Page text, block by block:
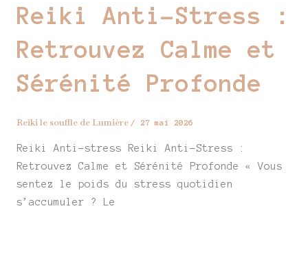
Reiki Anti-Stress :
Retrouvez Calme et
Sérénité Profonde
Reiki le souffle de Lumière / 27 mai 2026
Reiki Anti-stress Reiki Anti-Stress :
Retrouvez Calme et Sérénité Profonde « Vous
sentez le poids du stress quotidien
s’accumuler ? Le